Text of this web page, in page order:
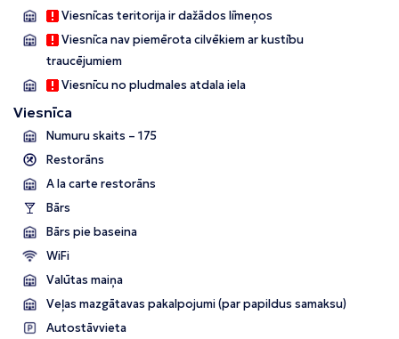
Viesnīcas teritorija ir dažādos līmeņos
Viesnīca nav piemērota cilvēkiem ar kustību
traucējumiem
Viesnīcu no pludmales atdala iela
Viesnīca
Numuru skaits – 175
Restorāns
A la carte restorāns
Bārs
Bārs pie baseina
WiFi
Valūtas maiņa
Veļas mazgātavas pakalpojumi (par papildus samaksu)
Autostāvvieta